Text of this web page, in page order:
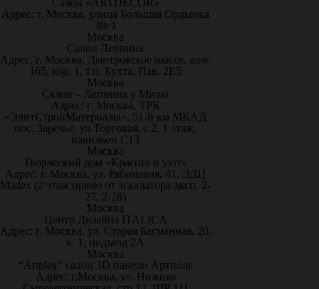
Салон «ARTDECOR»
Адрес: г. Москва, улица Большая Ордынка
38с1
Москва
Салон Лепнина
Адрес: г. Москва, Дмитровское шоссе, дом.
165, кор. 1, т.ц. Бухта, Пав. 2Е5
Москва
Салон – Лепнина у Милы
Адрес: г. Москва, ТРК
«ЭлитСтройМатериалы», 51-й км МКАД
пос. Заречье, ул.Торговая, с.2, 1 этаж,
павильон С13
Москва
Творческий дом «Красота и уют»
Адрес: г. Москва, ул. Рябиновая, 41, ЭДЦ
Madex (2 этаж прямо от эскалатора эксп. 2-
27, 2-28)
Москва
Центр Дизайна ITALICA
Адрес: г. Москва, ул. Старая Басманная, 20,
к. 1, подъезд 2А
Москва
“Artplay” салон 3D панели Артполе
Адрес: г.Москва, ул. Нижняя